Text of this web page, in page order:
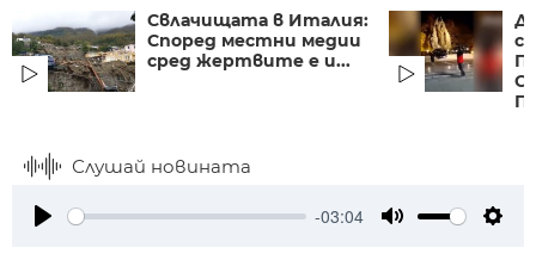
Свлачищата в Италия:
Според местни медии
сред жертвите е и...
Слушай новината
-03:04